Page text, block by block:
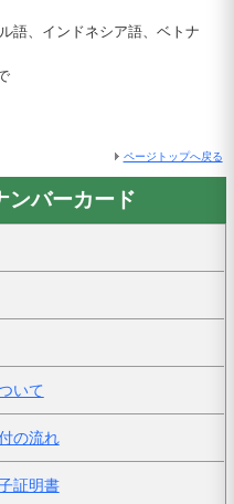
インドネシア語、ベトナ
ページトップへ戻る
ンバーカード
いて
の流れ
証明書